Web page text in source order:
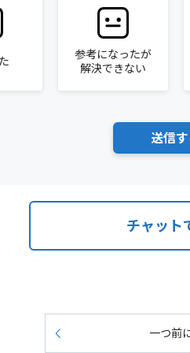
参考になったが
解決できない
チャット
一つ前